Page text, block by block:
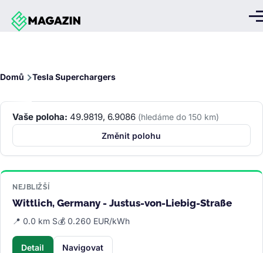
Přejít k hlavnímu obsahu
Domů Tesla Superchargers
Vaše poloha: 49.9819, 6.9086 (hledáme do 150 km)
Změnit polohu
NEJBLIŽŠÍ
Wittlich, Germany - Justus-von-Liebig-Straße
📍 0.0 km S💰 0.260 EUR/kWh
Detail Navigovat